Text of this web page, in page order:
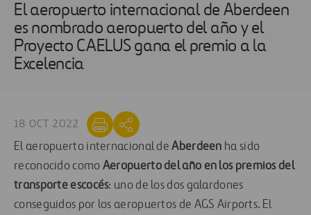
El aeropuerto internacional de Aberdeen
es nombrado aeropuerto del año y el
Proyecto CAELUS gana el premio a la
Excelencia
18 OCT 2022
El aeropuerto internacional deAberdeen ha sido
reconocido como Aeropuerto del año en los premios del
transporte escocés: uno de los dos galardones
conseguidos por los aeropuertos de AGS Airports. El